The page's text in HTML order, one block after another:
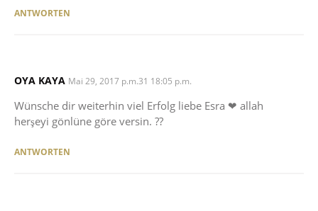
ANTWORTEN
OYA KAYA SAYS:
Mai 29, 2017 p.m.31 18:05 p.m.
Wünsche dir weiterhin viel Erfolg liebe Esra ❤ allah
herşeyi gönlüne göre versin. ??
ANTWORTEN